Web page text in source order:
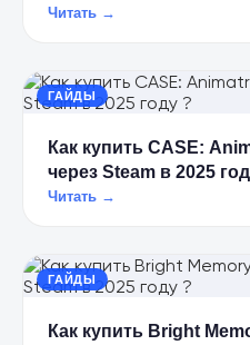
Читать →
ГАЙДЫ
Как купить CASE:
через Steam в 2025
Читать →
ГАЙДЫ
Как купить Bright Memory: